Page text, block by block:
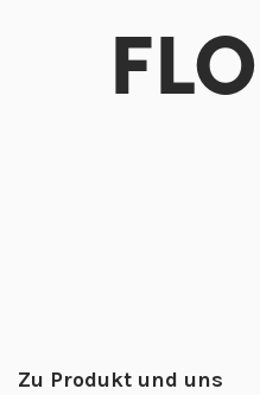
Zu Produkt und uns